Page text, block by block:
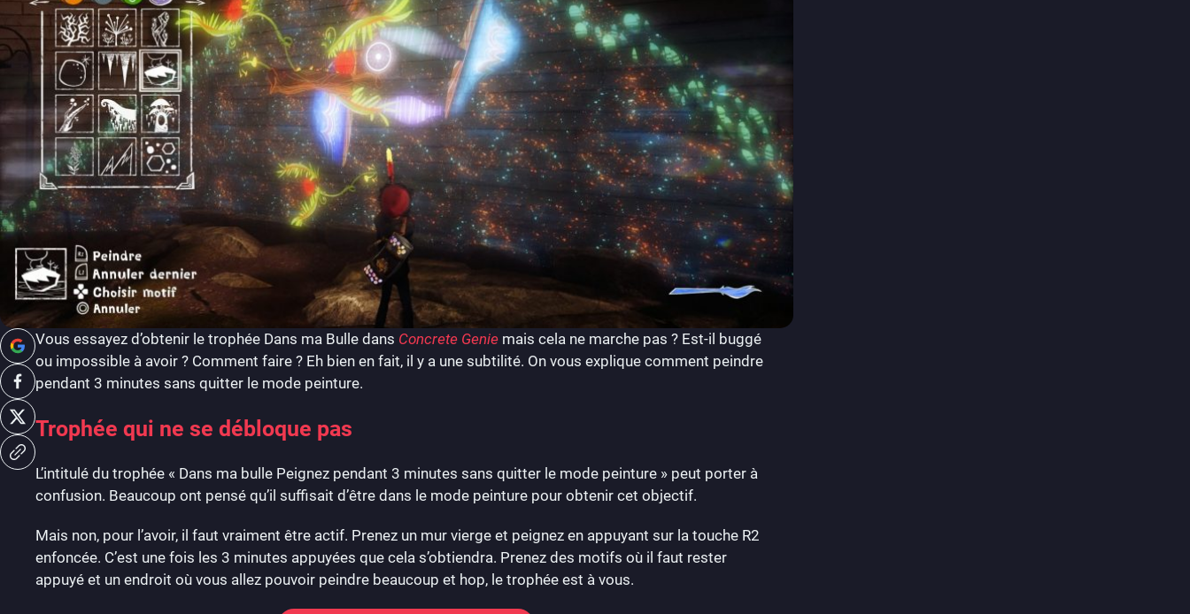
Vous essayez d’obtenir le trophée Dans ma Bulle dans Concrete Genie mais cela ne marche pas ? Est-il buggé
ou impossible à avoir ? Comment faire ? Eh bien en fait, il y a une subtilité. On vous explique comment peindre
pendant 3 minutes sans quitter le mode peinture.
Trophée qui ne se débloque pas
L’intitulé du trophée « Dans ma bulle Peignez pendant 3 minutes sans quitter le mode peinture » peut porter à
confusion. Beaucoup ont pensé qu’il suffisait d’être dans le mode peinture pour obtenir cet objectif.
Mais non, pour l’avoir, il faut vraiment être actif. Prenez un mur vierge et peignez en appuyant sur la touche R2
enfoncée. C’est une fois les 3 minutes appuyées que cela s’obtiendra. Prenez des motifs où il faut rester
appuyé et un endroit où vous allez pouvoir peindre beaucoup et hop, le trophée est à vous.